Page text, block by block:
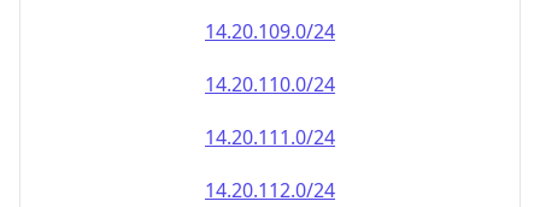
14.20.109.0/24
14.20.110.0/24
14.20.111.0/24
14.20.112.0/24